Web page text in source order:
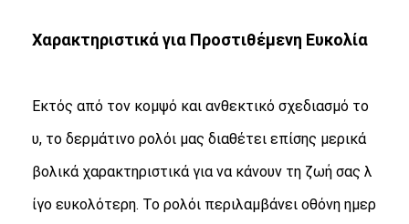
Εναλλακτικά για ζώνες ρολογιών
Χαρακτηριστικά για Προστιθέμενη Ευκολία
Εκτός από τον κομψό και ανθεκτικό σχεδιασμό το
υ, το δερμάτινο ρολόι μας διαθέτει επίσης μερικά
βολικά χαρακτηριστικά για να κάνουν τη ζωή σας λ
ίγο ευκολότερη. Το ρολόι περιλαμβάνει οθόνη ημερ